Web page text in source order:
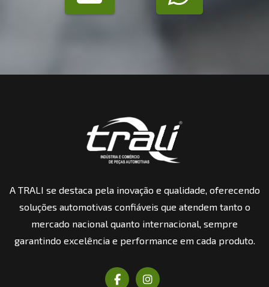
A TRALI se destaca pela inovação e qualidade, oferecendo
soluções automotivas confiáveis que atendem tanto o
mercado nacional quanto internacional, sempre
garantindo excelência e performance em cada produto.